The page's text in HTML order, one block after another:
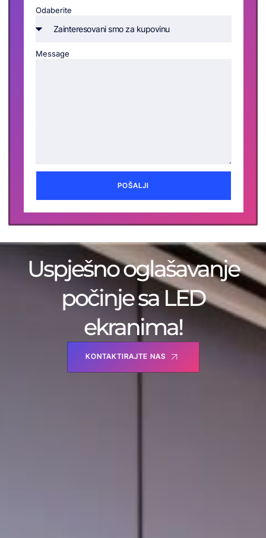
Odaberite
Message
POŠALJI
Uspješno oglašavanje
počinje sa LED
ekranima!
KONTAKTIRAJTE NAS